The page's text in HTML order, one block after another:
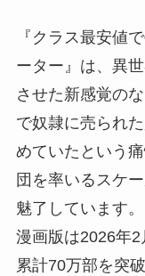
『クラス最安値
ーター』は、異
させた新感覚の
で奴隷に売られ
めていたという
団を率いるスケ
魅了しています。
漫画版は2026年
累計70万部を突